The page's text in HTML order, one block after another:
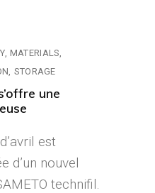
MATERIALS
STORAGE
une
est
d’un nouvel
technifil.